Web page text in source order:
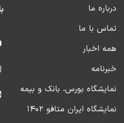
درباره ما
تماس با ما
همه اخبار
خبرنامه
نمایشگاه بورس، بانک و بیمه
نمایشگاه ایران متافو ۱۴۰۲